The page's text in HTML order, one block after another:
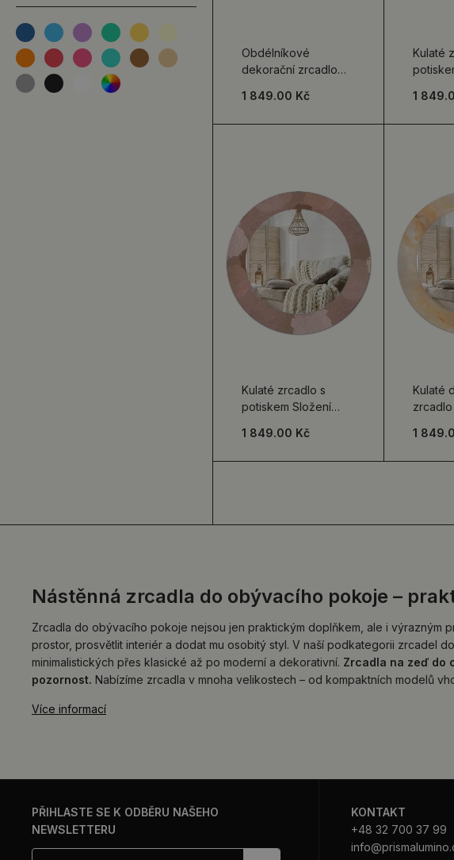
Obdélníkové
dekorační zrcadlo
geometrický vzor
1 849.00 Kč
Kulaté
1
Kulaté zrcadlo s
potiskem Složení
1 849.00 Kč
Kulaté
1
Nástěnná zrcadla do obývacího pokoje –
Zrcadla do obývacího pokoje nejsou jen praktickým doplňkem, ale i výrazným
prostor, prosvětlit interiér a dodat mu osobitý styl. V naší podkategorii zrcadel
minimalistických přes klasické až po moderní a dekorativní. Zrcadla na zeď do
pozornost. Nabízíme zrcadla v mnoha velikostech – od kompaktních modelů
Více informací
PŘIHLASTE SE K ODBĚRU NAŠEHO
NEWSLETTERU
KONTAKT
+48 32 700 37 99